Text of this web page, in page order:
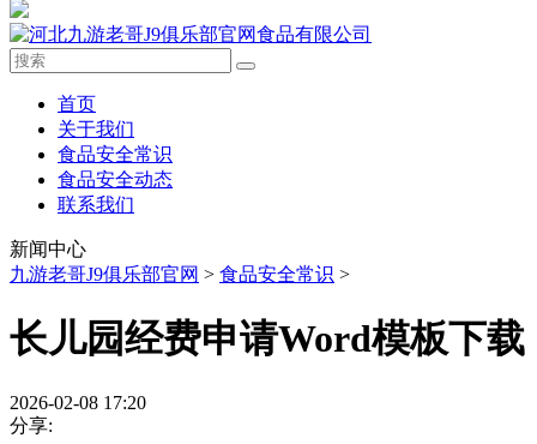
首页
关于我们
食品安全常识
食品安全动态
联系我们
新闻中心
九游老哥J9俱乐部官网 > 食品安全常识 >
长儿园经费申请Word模板下载
2026-02-08 17:20
分享: